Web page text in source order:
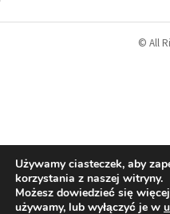
© All
Używamy ciasteczek, aby
korzystania z naszej witryny.
Możesz dowiedzieć się
używamy, lub wyłączyć je w